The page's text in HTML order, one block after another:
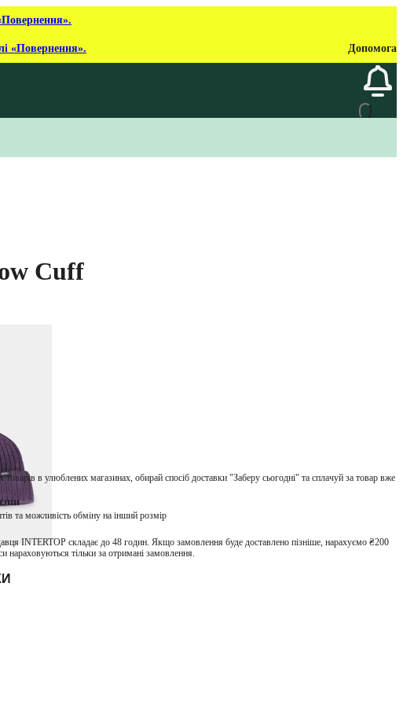
«Повернення». Допомога
Cuff
товарів в улюблених магазинах, обирай спосіб доставки "Заберу сьогодні" та сплачуй за товар вже
та можливість обміну на інший розмір
INTERTOP складає до 48 годин. Якщо замовлення буде доставлено пізніше, нарахуємо ₴200
нараховуються тільки за отримані замовлення.